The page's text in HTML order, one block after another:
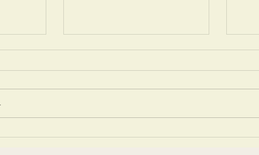
L'art et la culture engagés